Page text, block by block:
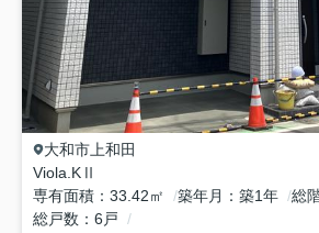
大和市 上和田
Viola.KⅡ
専有面積
33.42㎡ 築年月 築1年 総
総戸数
6戸